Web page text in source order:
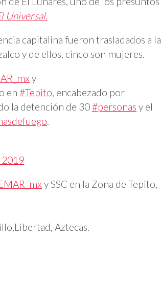
Universal.
capitalina fueron trasladados a la
y de ellos, cinco son mujeres.
y
en #Tepito, encabezado por
la detención de 30 #personas y el
.
y SSC en la Zona de Tepito,
Aztecas.